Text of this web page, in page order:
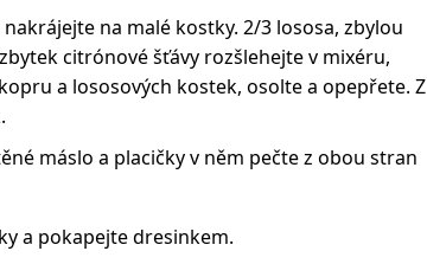
na malé kostky. 2/3 lososa, zbylou
citrónové šťávy rozšlehejte v mixéru,
a lososových kostek, osolte a opepřete. Z
máslo a placičky v něm pečte z obou stran
a pokapejte dresinkem.